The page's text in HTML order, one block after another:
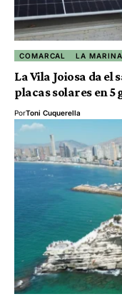
COMARCAL LA
La Vila Joiosa da
placas solares en
PorToni Cuquerella